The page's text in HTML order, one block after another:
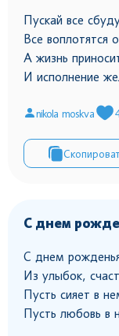
Пускай все
Все воплотятся
А жизнь
И исполнение
nikola moskva
С днем
С днем
Из улыбок,
Пусть сияет в
Пусть любовь в